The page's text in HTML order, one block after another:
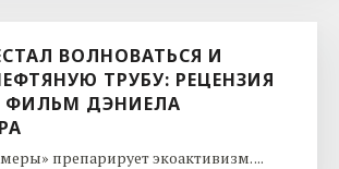
ВОЛНОВАТЬСЯ И
ТРУБУ: РЕЦЕНЗИЯ
ДЭНИЕЛА
препарирует экоактивизм. ...